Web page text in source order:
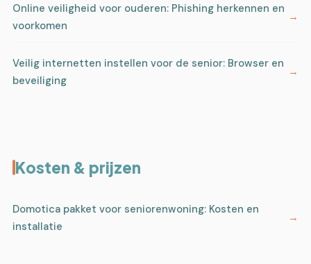
Online veiligheid voor ouderen: Phishing herkennen en
voorkomen
Veilig internetten instellen voor de senior: Browser en
beveiliging
Kosten & prijzen
Domotica pakket voor seniorenwoning: Kosten en
installatie